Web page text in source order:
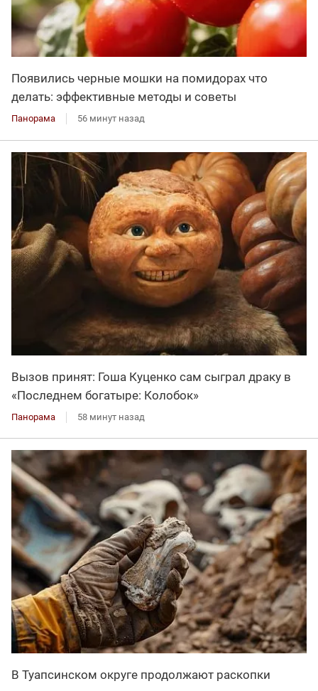
Появились черные мошки на помидорах что
делать: эффективные методы и советы
Панорама 56 минут назад
Вызов принят: Гоша Куценко сам сыграл драку в
«Последнем богатыре: Колобок»
Панорама 58 минут назад
В Туапсинском округе продолжают раскопки